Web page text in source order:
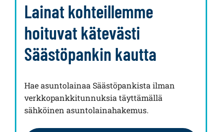
Lainat kohteillemme
hoituvat kätevästi
Säästöpankin kautta
Hae asuntolainaa Säästöpankista ilman
verkkopankkitunnuksia täyttämällä
sähköinen asuntolainahakemus.